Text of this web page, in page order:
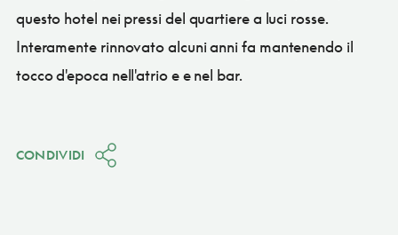
questo hotel nei pressi del quartiere a luci rosse.
Interamente rinnovato alcuni anni fa mantenendo il
tocco d'epoca nell'atrio e e nel bar.
CONDIVIDI